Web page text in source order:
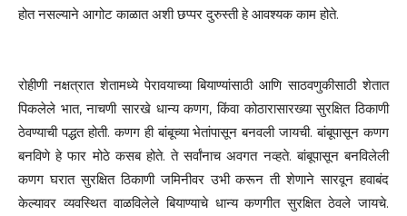
होत नसल्याने आगोट काळात अशी छप्पर दुरुस्ती हे आवश्यक काम होते.
रोहीणी नक्षत्रात शेतामध्ये पेरावयाच्या बियाण्यांसाठी आणि साठवणुकीसाठी शेतात
पिकलेले भात, नाचणी सारखे धान्य कणग, किंवा कोठारासारख्या सुरक्षित ठिकाणी
ठेवण्याची पद्धत होती. कणग ही बांबूच्या भेतांपासून बनवली जायची. बांबूपासून कणग
बनविणे हे फार मोठे कसब होते. ते सर्वांनाच अवगत नव्हते. बांबूपासून बनविलेली
कणग घरात सुरक्षित ठिकाणी जमिनीवर उभी करून ती शेणाने सारवून हवाबंद
केल्यावर व्यवस्थित वाळविलेले बियाण्याचे धान्य कणगीत सुरक्षित ठेवले जायचे.